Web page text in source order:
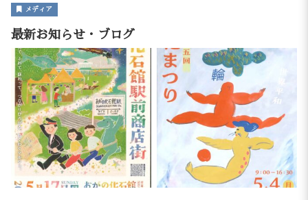
メディア
最新お知らせ・ブログ